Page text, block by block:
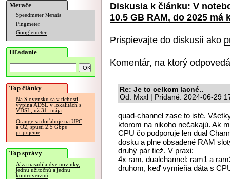
Merače
Speedmeter Merania
Pingmeter
Googlemeter
Hľadanie
Top články
Na Slovensku sa v tichosti
vypína ADSL v lokalitách s
VDSL, už 31. mája
Orange sa doťahuje na UPC
a O2, spustí 2.5 Gbps
pripojenie
Top správy
Alza nasadila dve novinky,
jednu užitočnú a jednu
kontroverznú
Diskusia k článku: V
10.5 GB RAM, do 2025
Prispievajte do diskusií ako
Komentár, na ktorý
Re: Je to celkom lacné..
Od: Mxxl | Pridané: 2024-06-29
quad-channel zase to isté.
ktorom na nikoho nečakajú. Ak
CPU čo podporuje len dual
dosku a plne obsadené RAM
druhý pár tiež. V praxi:
4x ram, dualchannel: ram1 a
druhom, keď vymieňa dáta s